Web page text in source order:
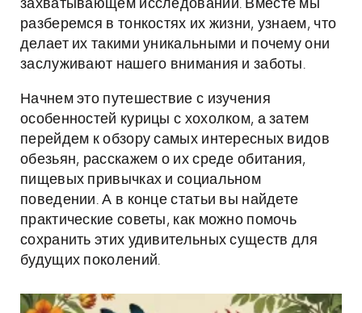
захватывающем исследовании. Вместе мы
разберемся в тонкостях их жизни, узнаем, что
делает их такими уникальными и почему они
заслуживают нашего внимания и заботы.
Начнем это путешествие с изучения
особенностей курицы с хохолком, а затем
перейдем к обзору самых интересных видов
обезьян, расскажем о их среде обитания,
пищевых привычках и социальном
поведении. А в конце статьи вы найдете
практические советы, как можно помочь
сохранить этих удивительных существ для
будущих поколений.